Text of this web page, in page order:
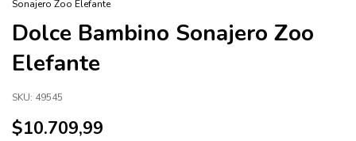
Sonajero Zoo Elefante
Dolce Bambino Sonajero Zoo
Elefante
SKU: 49545
$10.709,99